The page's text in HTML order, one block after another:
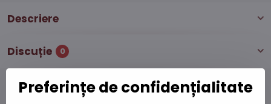
Descriere
Discuție 0
Preferințe de confidențialitate